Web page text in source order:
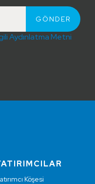
Aydınlatma Metni
Köşesi